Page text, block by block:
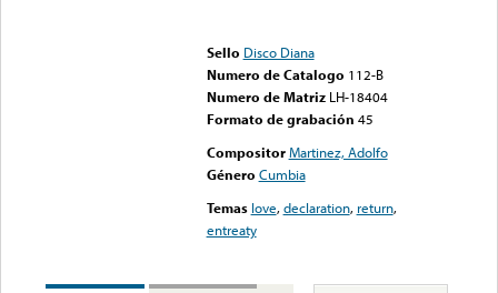
Sello Disco Diana
Numero de Catalogo 112-B
Numero de Matriz LH-18404
Formato de grabación 45
Compositor Martinez, Adolfo
Género Cumbia
Temas love,declaration, return,
entreaty